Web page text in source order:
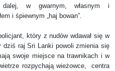
dalej, w gwarnym, własnym i
i śpiewnym „haj bowan”.
który z nudów wdawał się w
dziś raj Sri Lanki powoli zmienia się
swoje miejsce na trawnikach i w
rozpychają wieżowce, centra